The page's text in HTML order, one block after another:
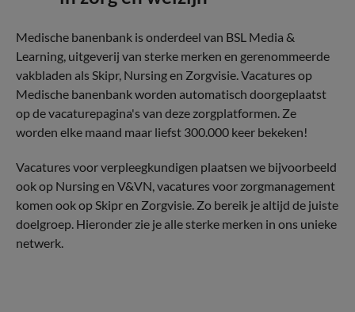
Medische banenbank is onderdeel van BSL Media &
Learning, uitgeverij van sterke merken en gerenommeerde
vakbladen als Skipr, Nursing en Zorgvisie. Vacatures op
Medische banenbank worden automatisch doorgeplaatst
op de vacaturepagina's van deze zorgplatformen. Ze
worden elke maand maar liefst 300.000 keer bekeken!
Vacatures voor verpleegkundigen plaatsen we bijvoorbeeld
ook op Nursing en V&VN, vacatures voor zorgmanagement
komen ook op Skipr en Zorgvisie. Zo bereik je altijd de juiste
doelgroep. Hieronder zie je alle sterke merken in ons unieke
netwerk.